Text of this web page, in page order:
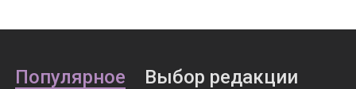
Популярное Выбор редакции